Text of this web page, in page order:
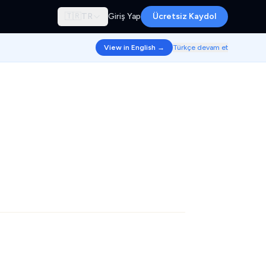
🇹🇷 TR Giriş Yap Ücretsiz Kaydol
View in English → Türkçe devam et